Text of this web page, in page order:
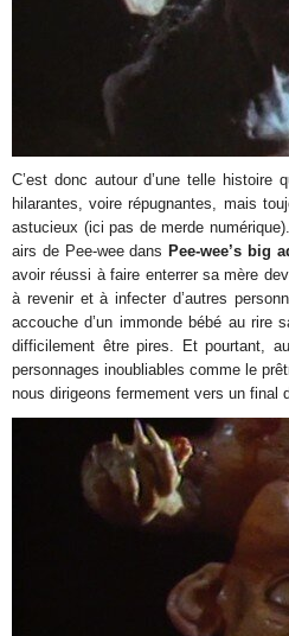
C’est donc autour d’une telle histoire
hilarantes, voire répugnantes, mais
astucieux (ici pas de merde
airs de Pee-wee dans Pee-wee’s big
avoir réussi à faire enterrer sa mère
à revenir et à infecter d’autres
accouche d’un immonde bébé au
difficilement être pires. Et pourtant,
personnages inoubliables comme le
nous dirigeons fermement vers un final